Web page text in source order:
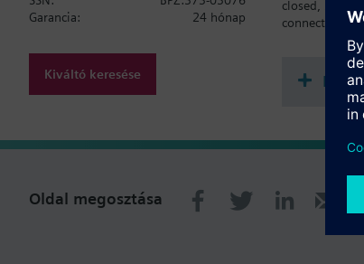
closed, 3/4-
connections.
Garancia:
24 hónap
Kiváltó keresése
Oldal megosztása